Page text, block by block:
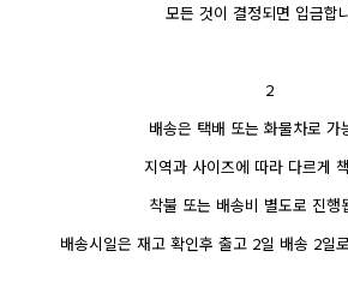
모든 것이 결정되면 입금합
2
배송은 택배 또는 화물차로 가
지역과 사이즈에 따라 다르게
착불 또는 배송비 별도로 진행
배송시일은 재고 확인후 출고 2일 배송 2일